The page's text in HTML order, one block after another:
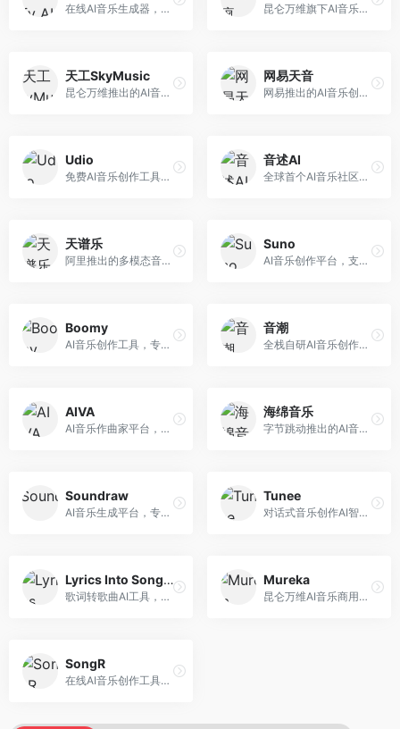
在线AI音乐生成器，专注于快速音乐创作。面向内容创作者，支持多种风格音乐生成，操作简便，生成速度快，适合快速配乐需求。 昆仑万维旗下AI音乐创作平台，专注于音乐内容生成。面向音乐爱好者和内容创作者，提供多种风格音乐生成，操作简便，创作速度快。
天工SkyMusic
昆仑万维推出的AI音乐创作平台，基于天工大模型。面向音乐创作者，支持歌词生成、旋律创作、音乐编曲等服务，中文音乐创作能力强。
网易天音
网易推出的AI音乐创作工具，支持作词、作曲与编曲。面向音乐爱好者和独立音乐人，提供歌词生成、旋律创作、编曲制作等服务，与网易云音乐生态深度整合。
Udio
免费AI音乐创作工具，专注于高质量音乐生成。面向音乐创作者和内容制作者，支持多种音乐风格生成，音质专业，创作自由度高，适合专业音乐制作场景。
音述AI
全球首个AI音乐社区平台，整合创作与分享功能。面向音乐创作者和爱好者，提供音乐创作、作品分享、社区交流等服务，社区氛围活跃。
天谱乐
阿里推出的多模态音乐生成平台，整合音频与文本理解能力。面向内容创作者，支持歌词生成、旋律创作、音乐编辑等服务，与阿里生态深度整合。
Suno
AI音乐创作平台，支持通过文字描述生成完整歌曲，包含歌词、旋律和人声。面向音乐爱好者、内容创作者和独立音乐人，操作门槛低，创作速度快，支持多种音乐风格，为音乐创作带来全新可能。
Boomy
AI音乐创作工具，专注于快速音乐生成与发布。面向音乐爱好者和业余创作者，支持一键生成原创音乐，可直接发布到音乐平台，创作门槛低。
音潮
全栈自研AI音乐创作平台，支持从创作到发布的完整流程。面向独立音乐人和音乐工作室，提供作词作曲、编曲混音、音乐发布等服务，创作工具专业。
AIVA
AI音乐作曲家平台，专注于古典和影视配乐创作。面向影视制作人和游戏开发者，提供原创音乐生成、配乐定制等服务，音乐风格专业，适合影视游戏配乐。
海绵音乐
字节跳动推出的AI音乐创作平台，支持多风格音乐生成。面向内容创作者和音乐爱好者，提供歌词创作、旋律生成、编曲制作等服务，创作效率高，适合短视频配乐。
Soundraw
AI音乐生成平台，专注于免版税音乐创作。面向视频创作者和内容制作者，提供背景音乐生成、音乐定制等服务，音乐版权清晰，适合视频配乐场景。
Tunee
对话式音乐创作AI智能体，支持自然语言交互创作。面向音乐爱好者，通过对话方式完成音乐创作，交互体验友好，创作过程直观。
Lyrics Into Song AI
歌词转歌曲AI工具，支持将歌词转化为完整歌曲。面向歌词创作者和音乐爱好者，提供歌词谱曲、编曲制作等服务，歌词音乐化效率高。
Mureka
昆仑万维AI音乐商用创作平台，专注于商业音乐授权。面向企业和商业用户，提供版权音乐生成、商用授权等服务，音乐版权清晰，商业应用安全。
SongR
在线AI音乐创作工具，支持歌词与旋律一体化生成。面向内容创作者和音乐爱好者，提供歌词创作、旋律生成、音乐制作等服务，操作简便，创作速度快。